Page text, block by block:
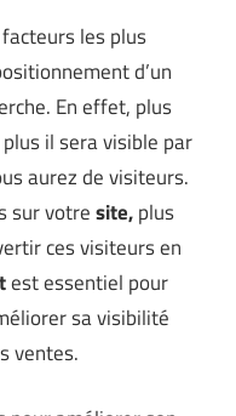
les plus
d’un
En effet, plus
il sera visible par
aurez de visiteurs.
sur votresite,plus
ces visiteurs en
est essentiel pour
sa visibilité
ventes.